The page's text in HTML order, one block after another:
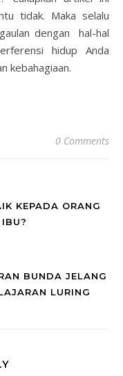
tidak. Maka selalu
dengan hal-hal
hidup Anda
kebahagiaan.
0 Comments
KEPADA ORANG
BUNDA JELANG
LURING